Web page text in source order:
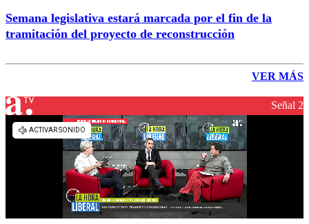
Semana legislativa estará marcada por el fin de la
tramitación del proyecto de reconstrucción
VER MÁS
Señal 2